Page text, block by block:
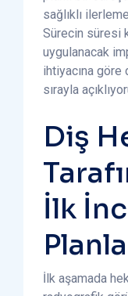
sağlıklı
Sürecin süresi
uygulanacak
ihtiyacına göre
sırayla
Diş
İlk
İlk aşamada